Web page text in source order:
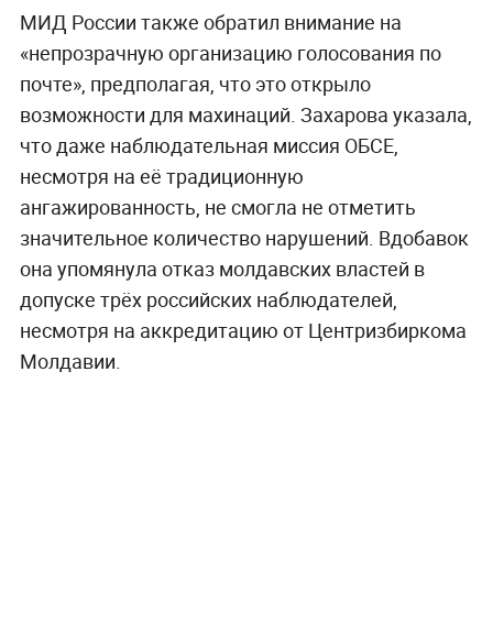
МИД России также обратил внимание на
«непрозрачную организацию голосования по
почте», предполагая, что это открыло
возможности для махинаций. Захарова указала,
что даже наблюдательная миссия ОБСЕ,
несмотря на её традиционную
ангажированность, не смогла не отметить
значительное количество нарушений. Вдобавок
она упомянула отказ молдавских властей в
допуске трёх российских наблюдателей,
несмотря на аккредитацию от Центризбиркома
Молдавии.